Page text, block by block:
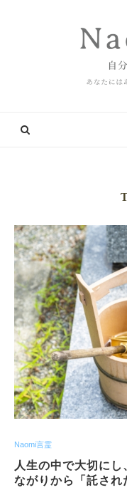
Naomi言霊
人生の中で大切に
ながりから「託され